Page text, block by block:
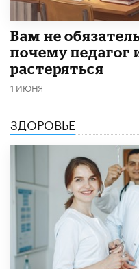
​Вам не
почему педагог
растеряться
1 ИЮНЯ
ЗДОРОВЬЕ